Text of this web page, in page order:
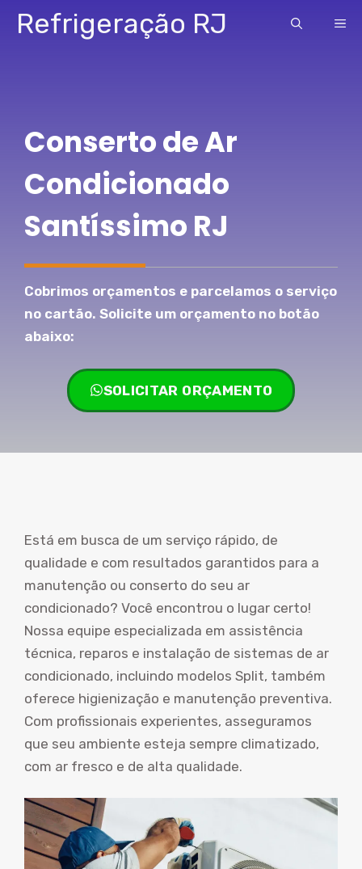
Pular
paraRefrigeração RJ
Conserto de Ar
Condicionado
Santíssimo RJ
Cobrimos orçamentos e parcelamos o serviço
no cartão. Solicite um orçamento no botão
abaixo:
SOLICITAR ORÇAMENTO
Está em busca de um serviço rápido, de
qualidade e com resultados garantidos para a
manutenção ou conserto do seu ar
condicionado? Você encontrou o lugar certo!
Nossa equipe especializada em assistência
técnica, reparos e instalação de sistemas de ar
condicionado, incluindo modelos Split, também
oferece higienização e manutenção preventiva.
Com profissionais experientes, asseguramos
que seu ambiente esteja sempre climatizado,
com ar fresco e de alta qualidade.